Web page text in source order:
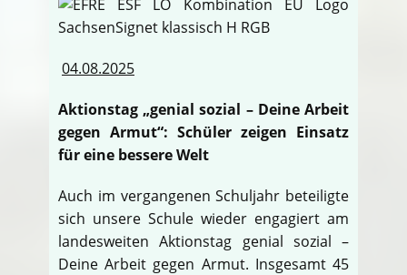
04.08.2025
Aktionstag „genial sozial – Deine Arbeit
gegen Armut“: Schüler zeigen Einsatz
für eine bessere Welt
Auch im vergangenen Schuljahr beteiligte
sich unsere Schule wieder engagiert am
landesweiten Aktionstag genial sozial –
Deine Arbeit gegen Armut. Insgesamt 45